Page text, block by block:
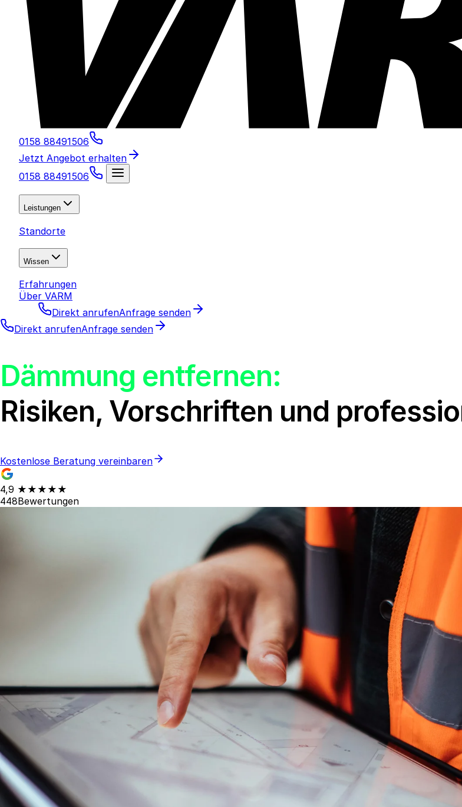
0158 88491506
Jetzt Angebot erhalten
0158 88491506
Leistungen
Standorte
Wissen
Erfahrungen
Über VARM
Direkt anrufenAnfrage senden
Direkt anrufenAnfrage senden
Dämmung entfernen:
Risiken, Vorschriften und
Kostenlose Beratung vereinbaren
4,9 ★★★★★
448Bewertungen